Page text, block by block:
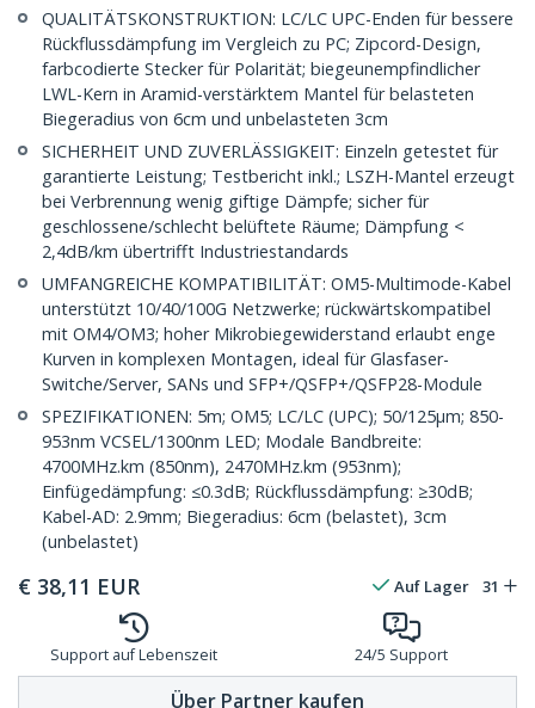
QUALITÄTSKONSTRUKTION: LC/LC UPC-Enden für bessere
Rückflussdämpfung im Vergleich zu PC; Zipcord-Design,
farbcodierte Stecker für Polarität; biegeunempfindlicher
LWL-Kern in Aramid-verstärktem Mantel für belasteten
Biegeradius von 6cm und unbelasteten 3cm
SICHERHEIT UND ZUVERLÄSSIGKEIT: Einzeln getestet für
garantierte Leistung; Testbericht inkl.; LSZH-Mantel erzeugt
bei Verbrennung wenig giftige Dämpfe; sicher für
geschlossene/schlecht belüftete Räume; Dämpfung <
2,4dB/km übertrifft Industriestandards
UMFANGREICHE KOMPATIBILITÄT: OM5-Multimode-Kabel
unterstützt 10/40/100G Netzwerke; rückwärtskompatibel
mit OM4/OM3; hoher Mikrobiegewiderstand erlaubt enge
Kurven in komplexen Montagen, ideal für Glasfaser-
Switche/Server, SANs und SFP+/QSFP+/QSFP28-Module
SPEZIFIKATIONEN: 5m; OM5; LC/LC (UPC); 50/125µm; 850-
953nm VCSEL/1300nm LED; Modale Bandbreite:
4700MHz.km (850nm), 2470MHz.km (953nm);
Einfügedämpfung: ≤0.3dB; Rückflussdämpfung: ≥30dB;
Kabel-AD: 2.9mm; Biegeradius: 6cm (belastet), 3cm
(unbelastet)
€ 38,11 EUR Auf Lager 31
Support auf Lebenszeit 24/5 Support
Über Partner kaufen